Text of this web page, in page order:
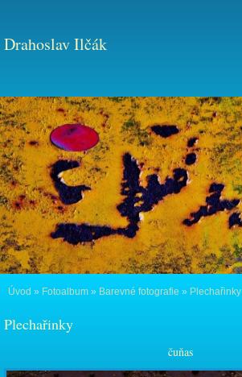
Drahoslav Ilčák
Úvod » Fotoalbum » Barevné fotografie » Plechařinky
Plechařinky
čuňas